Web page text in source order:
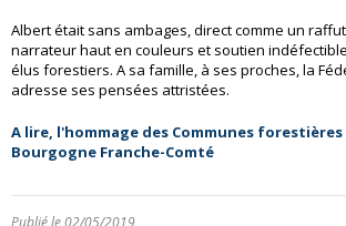
Albert était sans ambages, direct comme un
narrateur haut en couleurs et soutien
élus forestiers. A sa famille, à ses proches, la
adresse ses pensées attristées.
A lire, l'hommage des Communes forestières
Bourgogne Franche-Comté